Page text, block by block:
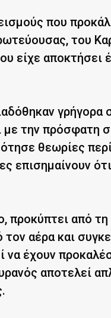
που
του
είχε
γρήγορα
με την πρόσφατη
θεωρίες
επισημαίνουν
από
αέρα και
να έχουν
αποτελεί